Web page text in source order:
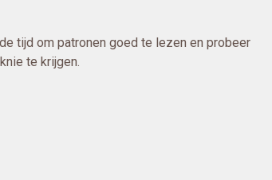
tijd om patronen goed te lezen en probeer
te krijgen.